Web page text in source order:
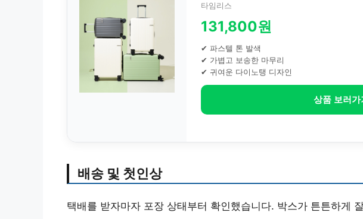
타임리스
131,800원
✔ 파스텔 톤 발색
✔ 가볍고 보송한 마무리
✔ 귀여운 다이노탱 디자인
상품 보러
배송 및 첫인상
택배를 받자마자 포장 상태부터 확인했습니다. 박스가 튼튼하게